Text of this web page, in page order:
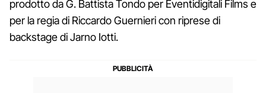
prodotto da G. Battista Tondo per Eventidigitali Films e
per la regia di Riccardo Guernieri con riprese di
backstage di Jarno Iotti.